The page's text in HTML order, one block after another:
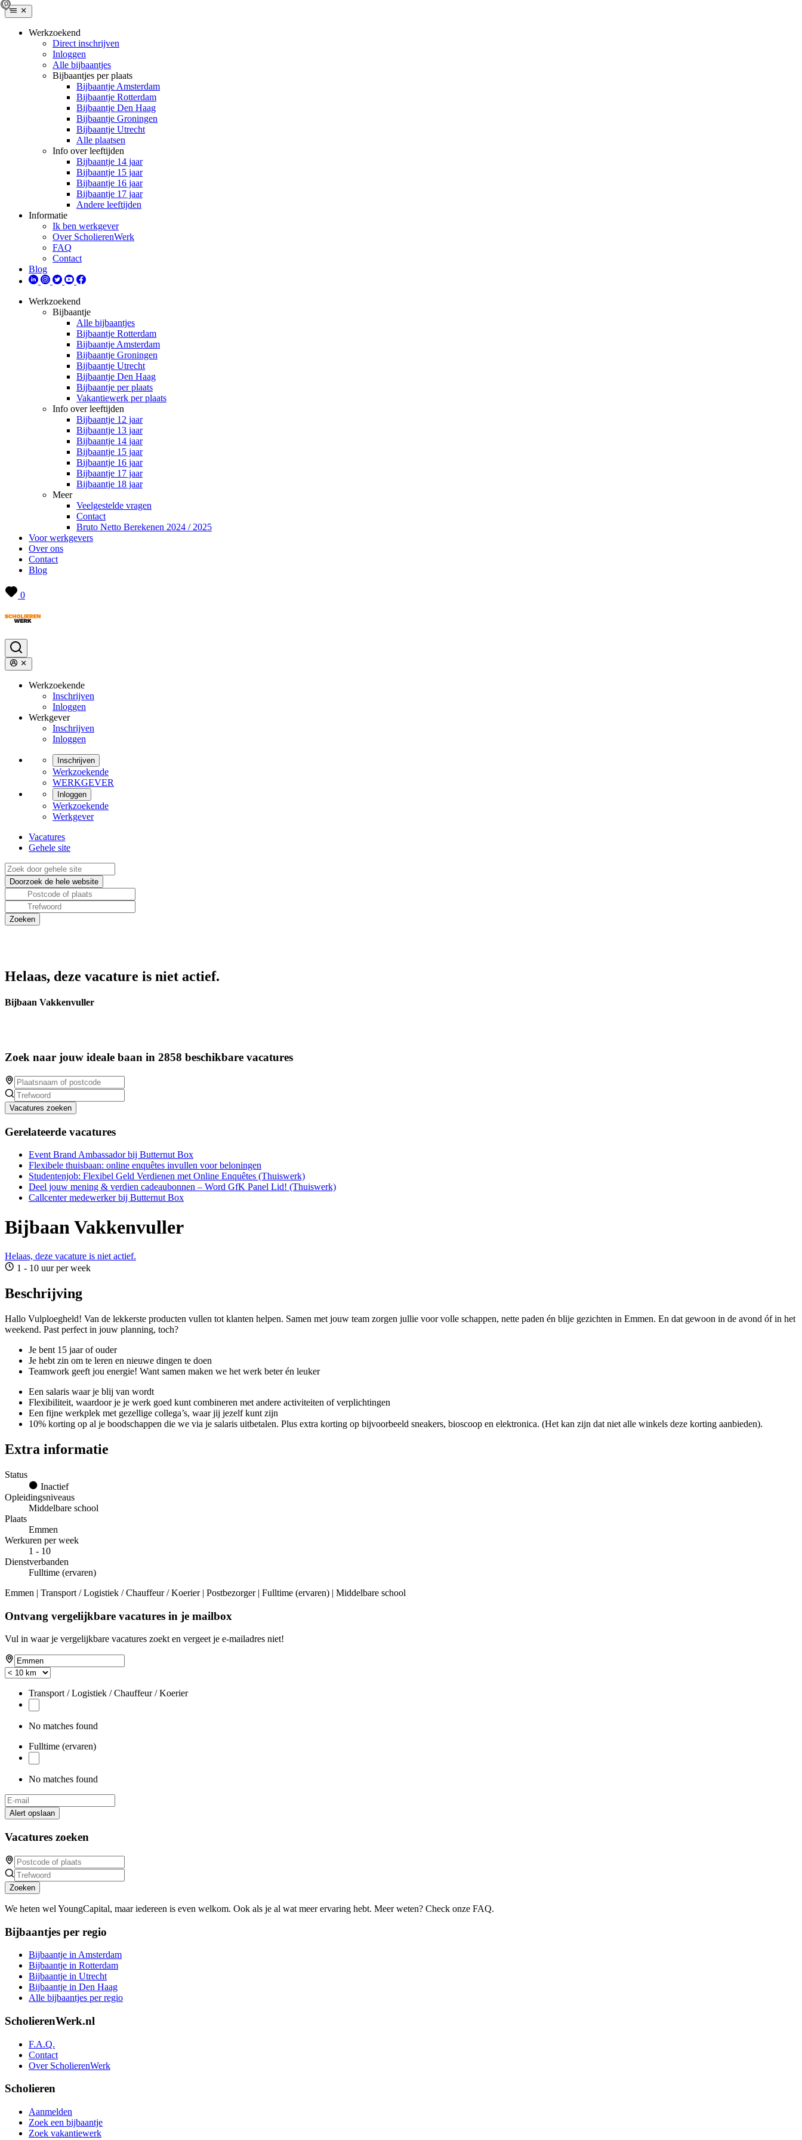
Werkzoekend
Direct inschrijven
Inloggen
Alle bijbaantjes
Bijbaantjes per plaats
Bijbaantje Amsterdam
Bijbaantje Rotterdam
Bijbaantje Den Haag
Bijbaantje Groningen
Bijbaantje Utrecht
Alle plaatsen
Info over leeftijden
Bijbaantje 14 jaar
Bijbaantje 15 jaar
Bijbaantje 16 jaar
Bijbaantje 17 jaar
Andere leeftijden
Informatie
Ik ben werkgever
Over ScholierenWerk
FAQ
Contact
Blog
Werkzoekend
Bijbaantje
Alle bijbaantjes
Bijbaantje Rotterdam
Bijbaantje Amsterdam
Bijbaantje Groningen
Bijbaantje Utrecht
Bijbaantje Den Haag
Bijbaantje per plaats
Vakantiewerk per plaats
Info over leeftijden
Bijbaantje 12 jaar
Bijbaantje 13 jaar
Bijbaantje 14 jaar
Bijbaantje 15 jaar
Bijbaantje 16 jaar
Bijbaantje 17 jaar
Bijbaantje 18 jaar
Meer
Veelgestelde vragen
Contact
Bruto Netto Berekenen 2024 / 2025
Voor werkgevers
Over ons
Contact
Blog
0
Werkzoekende
Inschrijven
Inloggen
Werkgever
Inschrijven
Inloggen
Inschrijven
Werkzoekende
WERKGEVER
Inloggen
Werkzoekende
Werkgever
Vacatures
Gehele site
Helaas, deze vacature is niet actief.
Bijbaan Vakkenvuller
Zoek naar jouw ideale baan in 2858 beschikbare vacatures
Vacatures zoeken
Gerelateerde vacatures
Event Brand Ambassador bij Butternut Box
Flexibele thuisbaan: online enquêtes invullen voor beloningen
Studentenjob: Flexibel Geld Verdienen met Online Enquêtes (Thuiswerk)
Deel jouw mening & verdien cadeaubonnen – Word GfK Panel Lid! (Thuiswerk)
Callcenter medewerker bij Butternut Box
Bijbaan Vakkenvuller
Helaas, deze vacature is niet actief.
1 - 10 uur per week
Beschrijving
Hallo Vulploegheld! Van de lekkerste producten vullen tot klanten helpen. Samen met jouw team zorgen jullie voor volle schappen, nette paden én blije gezichten in Emmen. En dat gewoon in de avond óf in het
weekend. Past perfect in jouw planning, toch?
Je bent 15 jaar of ouder
Je hebt zin om te leren en nieuwe dingen te doen
Teamwork geeft jou energie! Want samen maken we het werk beter én leuker
Een salaris waar je blij van wordt
Flexibiliteit, waardoor je je werk goed kunt combineren met andere activiteiten of verplichtingen
Een fijne werkplek met gezellige collega’s, waar jij jezelf kunt zijn
10% korting op al je boodschappen die we via je salaris uitbetalen. Plus extra korting op bijvoorbeeld sneakers, bioscoop en elektronica. (Het kan zijn dat niet alle winkels deze korting aanbieden).
Extra informatie
Status
Inactief
Opleidingsniveaus
Middelbare school
Plaats
Emmen
Werkuren per week
1 - 10
Dienstverbanden
Fulltime (ervaren)
Emmen | Transport / Logistiek / Chauffeur / Koerier | Postbezorger | Fulltime (ervaren) | Middelbare school
Ontvang vergelijkbare vacatures in je mailbox
Vul in waar je vergelijkbare vacatures zoekt en vergeet je e-mailadres niet!
Transport / Logistiek / Chauffeur / Koerier
No matches found
Fulltime (ervaren)
No matches found
Alert opslaan
Vacatures zoeken
Zoeken
We heten wel YoungCapital, maar iedereen is even welkom. Ook als je al wat meer ervaring hebt. Meer weten? Check onze FAQ.
Bijbaantjes per regio
Bijbaantje in Amsterdam
Bijbaantje in Rotterdam
Bijbaantje in Utrecht
Bijbaantje in Den Haag
Alle bijbaantjes per regio
ScholierenWerk.nl
F.A.Q.
Contact
Over ScholierenWerk
Scholieren
Aanmelden
Zoek een bijbaantje
Zoek vakantiewerk